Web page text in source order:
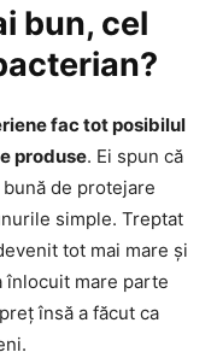
bun, cel
fac tot posibilul
produse. Ei spun că
de protejare
simple. Treptat
tot mai mare și
înlocuit mare parte
însă a făcut ca